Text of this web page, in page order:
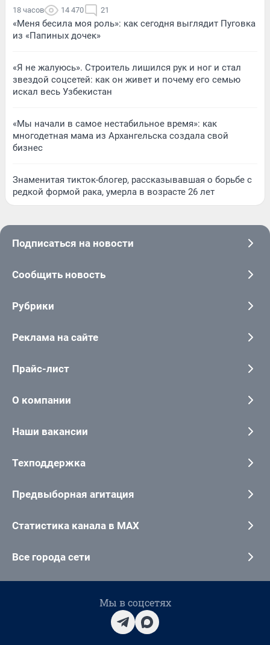
18 часов 14 470 21
«Меня бесила моя роль»: как сегодня выглядит Пуговка
из «Папиных дочек»
«Я не жалуюсь». Строитель лишился рук и ног и стал
звездой соцсетей: как он живет и почему его семью
искал весь Узбекистан
«Мы начали в самое нестабильное время»: как
многодетная мама из Архангельска создала свой
бизнес
Знаменитая тикток-блогер, рассказывавшая о борьбе с
редкой формой рака, умерла в возрасте 26 лет
Подписаться на новости
Сообщить новость
Рубрики
Реклама на сайте
Прайс-лист
О компании
Наши вакансии
Техподдержка
Предвыборная агитация
Статистика канала в MAX
Все города сети
Мы в соцсетях